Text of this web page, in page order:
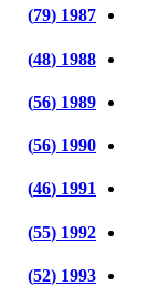
1987 (79)
1988 (48)
1989 (56)
1990 (56)
1991 (46)
1992 (55)
1993 (52)